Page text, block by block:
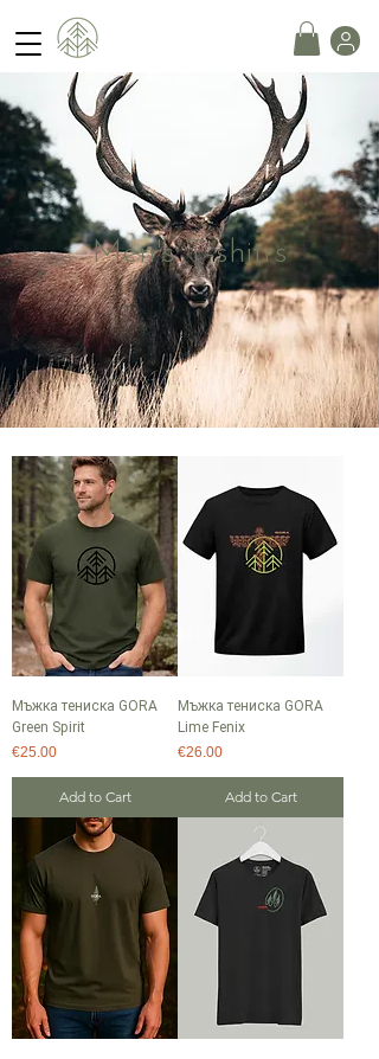
Men's T-shitrs
Мъжка тениска GORA
Green Spirit
Price
€25.00
Add to Cart
Мъжка тениска GORA
Lime Fenix
Price
€26.00
Add to Cart